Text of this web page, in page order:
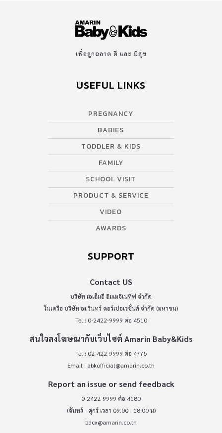
เพื่อลูกฉลาด ดี และ มีสุข
USEFUL LINKS
PREGNANCY
BABIES
TODDLER & KIDS
FAMILY
SCHOOL VISIT
PRODUCT & SERVICE
VIDEO
AWARDS
SUPPORT
Contact US
บริษัท เอเอ็มอี อิมเมจิเนทีฟ จำกัด
ในเครือ บริษัท อมรินทร์ คอร์เปอเรชั่นส์ จำกัด (มหาชน)
Tel : 0-2422-9999 ต่อ 4510
สนใจลงโฆษณากับเว็บไซต์ Amarin Baby&Kids
Tel : 02-422-9999 ต่อ 4775
Email : abkofficial@amarin.co.th
Report an issue or send feedback
0-2422-9999 ต่อ 4180
(จันทร์ - ศุกร์ เวลา 09.00 - 18.00 น)
bdcx@amarin.co.th